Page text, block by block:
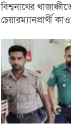
বিশ্বনাথের
চেয়ারম্যানপ্রার্থী